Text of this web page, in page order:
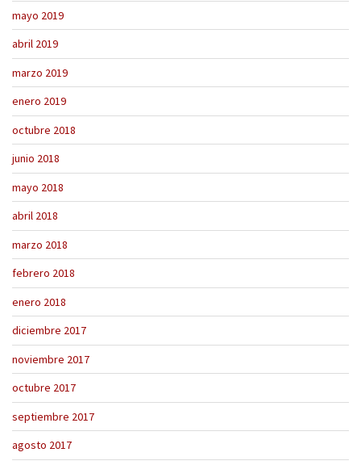
mayo 2019
abril 2019
marzo 2019
enero 2019
octubre 2018
junio 2018
mayo 2018
abril 2018
marzo 2018
febrero 2018
enero 2018
diciembre 2017
noviembre 2017
octubre 2017
septiembre 2017
agosto 2017